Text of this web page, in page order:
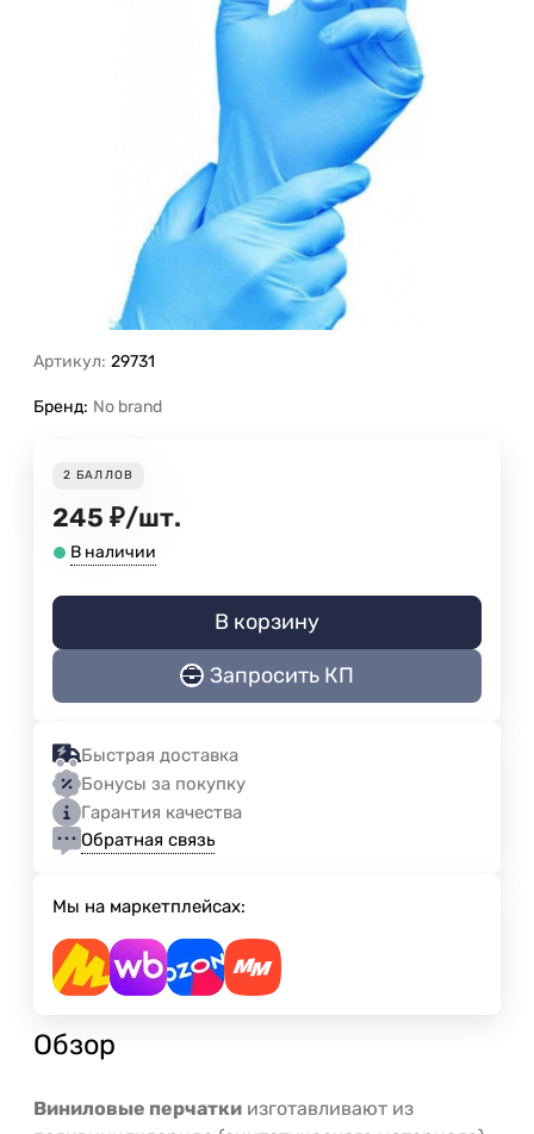
Артикул: 29731
Бренд: No brand
2 БАЛЛОВ
245 ₽/шт.
В наличии
В корзину
Запросить КП
Быстрая доставка
Бонусы за покупку
Гарантия качества
Обратная связь
Мы на маркетплейсах:
Обзор
Виниловые перчатки изготавливают из